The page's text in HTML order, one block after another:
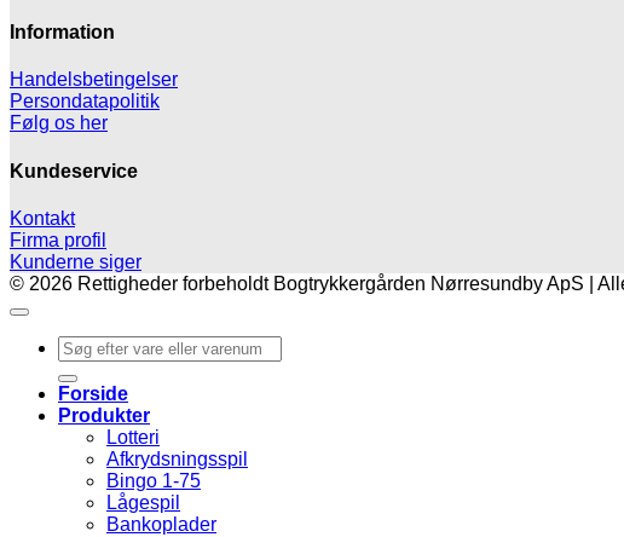
Information
Handelsbetingelser
Persondatapolitik
Følg os her
Kundeservice
Kontakt
Firma profil
Kunderne siger
© 2026 Rettigheder forbeholdt Bogtrykkergården Nørresundby ApS |
Søg
efter:
Forside
Produkter
Lotteri
Afkrydsningsspil
Bingo 1-75
Lågespil
Bankoplader